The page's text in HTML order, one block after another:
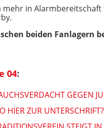
in
beiden Fanlagern
04:
GEGEN
HIER ZUR